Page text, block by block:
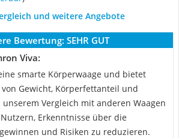
und weitere Angebote
Bewertung: SEHR GUT
Viva:
smarte Körperwaage und bietet
Gewicht, Körperfettanteil und
Vergleich mit anderen Waagen
Erkenntnisse über die
und Risiken zu reduzieren.